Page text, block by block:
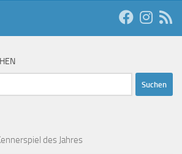
des Jahres